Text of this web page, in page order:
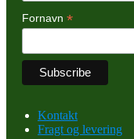
Fornavn *
Kontakt
Fragt og levering